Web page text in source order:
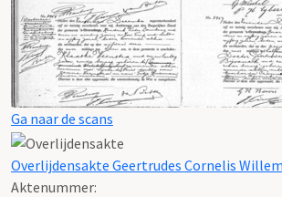
Ga naar de scans
Overlijdensakte Geertrudes Cornelis
Aktenummer: